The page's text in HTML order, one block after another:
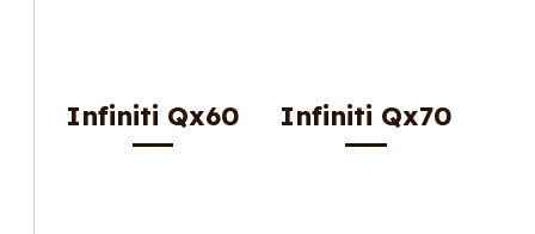
Infiniti Qx60 Infiniti Qx70